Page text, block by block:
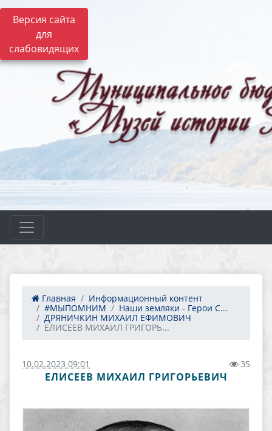
Версия сайта
для
слабовидящих
Главная
Информационный контент
#МЫПОМНИМ
Наши земляки - Герои С...
ДРЯНИЧКИН МИХАИЛ ЕФИМОВИЧ
ЕЛИСЕЕВ МИХАИЛ ГРИГОРЬ...
10.02.2023 09:01 35
ЕЛИСЕЕВ МИХАИЛ ГРИГОРЬЕВИЧ